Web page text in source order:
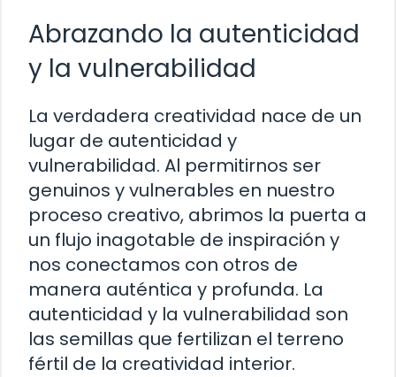
Abrazando la autenticidad
y la vulnerabilidad
La verdadera creatividad nace de un
lugar de autenticidad y
vulnerabilidad. Al permitirnos ser
genuinos y vulnerables en nuestro
proceso creativo, abrimos la puerta a
un flujo inagotable de inspiración y
nos conectamos con otros de
manera auténtica y profunda. La
autenticidad y la vulnerabilidad son
las semillas que fertilizan el terreno
fértil de la creatividad interior.